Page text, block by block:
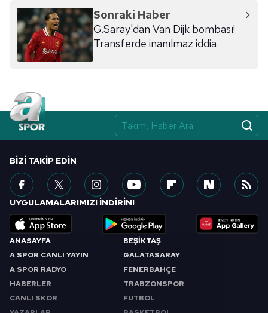
Sonraki Haber
G.Saray'dan Van Dijk bombası!
Transferde inanılmaz iddia
ANASAYFA
A SPOR CANLI YAYIN
A SPOR RADYO
HABERLER
CANLI SKOR
BEŞİKTAŞ
GALATASARAY
FENERBAHÇE
TRABZONSPOR
FUTBOL
BIZI TAKIP EDIN
UYGULAMALARIMIZI İNDİRİN!